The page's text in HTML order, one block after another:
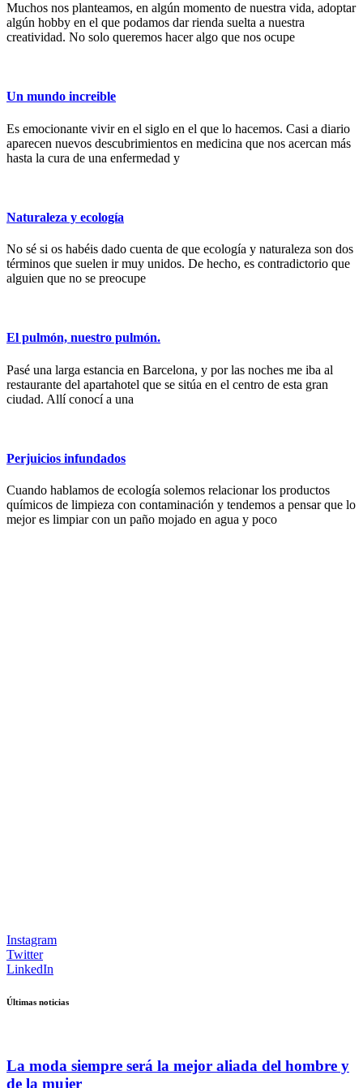
Muchos nos planteamos, en algún momento de nuestra vida, adoptar
algún hobby en el que podamos dar rienda suelta a nuestra
creatividad. No solo queremos hacer algo que nos ocupe
Un mundo increible
Es emocionante vivir en el siglo en el que lo hacemos. Casi a diario
aparecen nuevos descubrimientos en medicina que nos acercan más
hasta la cura de una enfermedad y
Naturaleza y ecología
No sé si os habéis dado cuenta de que ecología y naturaleza son dos
términos que suelen ir muy unidos. De hecho, es contradictorio que
alguien que no se preocupe
El pulmón, nuestro pulmón.
Pasé una larga estancia en Barcelona, y por las noches me iba al
restaurante del apartahotel que se sitúa en el centro de esta gran
ciudad. Allí conocí a una
Perjuicios infundados
Cuando hablamos de ecología solemos relacionar los productos
químicos de limpieza con contaminación y tendemos a pensar que lo
mejor es limpiar con un paño mojado en agua y poco
Instagram
Twitter
LinkedIn
Últimas noticias
La moda siempre será la mejor aliada del hombre y
de la mujer